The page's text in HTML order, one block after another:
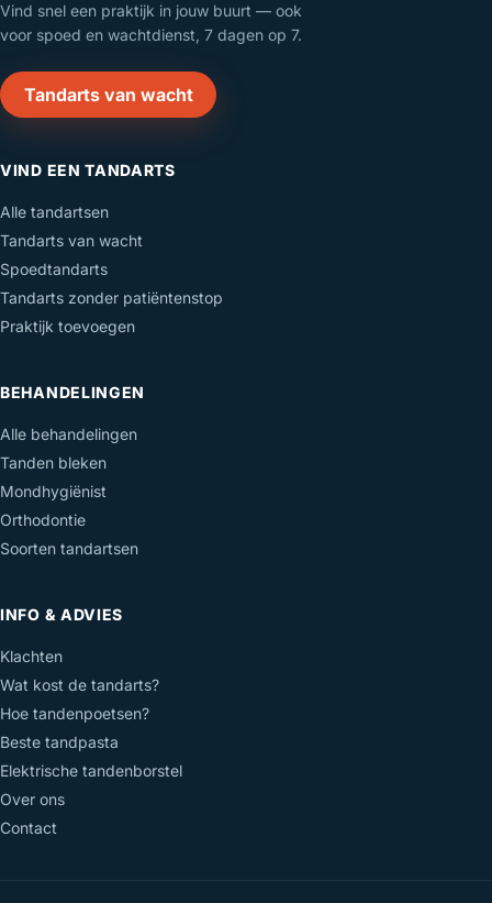
Vind snel een praktijk in jouw buurt — ook
voor spoed en wachtdienst, 7 dagen op 7.
Tandarts van wacht
VIND EEN TANDARTS
Alle tandartsen
Tandarts van wacht
Spoedtandarts
Tandarts zonder patiëntenstop
Praktijk toevoegen
BEHANDELINGEN
Alle behandelingen
Tanden bleken
Mondhygiënist
Orthodontie
Soorten tandartsen
INFO & ADVIES
Klachten
Wat kost de tandarts?
Hoe tandenpoetsen?
Beste tandpasta
Elektrische tandenborstel
Over ons
Contact